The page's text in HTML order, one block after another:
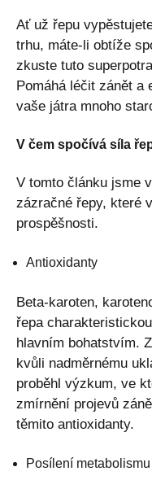
Ať už řepu
trhu, máte-li obtíže
zkuste tuto
Pomáhá léčit zánět a
vaše játra mnoho
V čem spočívá síla
V tomto článku jsme
zázračné řepy, které
prospěšnosti.
Antioxidanty
Beta-karoten,
řepa
hlavním bohatstvím.
kvůli nadměrnému
proběhl výzkum, ve
zmírnění projevů
těmito antioxidanty.
Posílení